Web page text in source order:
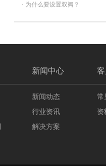
· 为什么要设置双阀？
新闻中心
新闻动态
行业资讯
解决方案
常
资